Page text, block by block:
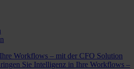
Workflows – mit der CFO Solution
Sie Intelligenz in Ihre Workflows –